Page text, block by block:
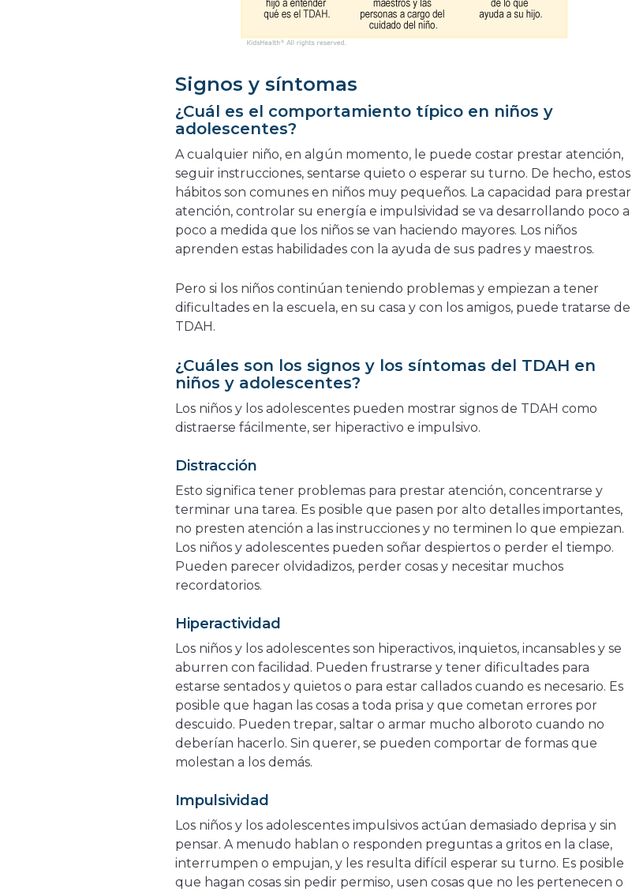
Signos y síntomas
¿Cuál es el comportamiento típico en niños y
adolescentes?
A cualquier niño, en algún momento, le puede costar prestar atención,
seguir instrucciones, sentarse quieto o esperar su turno. De hecho, estos
hábitos son comunes en niños muy pequeños. La capacidad para prestar
atención, controlar su energía e impulsividad se va desarrollando poco a
poco a medida que los niños se van haciendo mayores. Los niños
aprenden estas habilidades con la ayuda de sus padres y maestros.
Pero si los niños continúan teniendo problemas y empiezan a tener
dificultades en la escuela, en su casa y con los amigos, puede tratarse de
TDAH.
¿Cuáles son los signos y los síntomas del TDAH en
niños y adolescentes?
Los niños y los adolescentes pueden mostrar signos de TDAH como
distraerse fácilmente, ser hiperactivo e impulsivo.
Distracción
Esto significa tener problemas para prestar atención, concentrarse y
terminar una tarea. Es posible que pasen por alto detalles importantes,
no presten atención a las instrucciones y no terminen lo que empiezan.
Los niños y adolescentes pueden soñar despiertos o perder el tiempo.
Pueden parecer olvidadizos, perder cosas y necesitar muchos
recordatorios.
Hiperactividad
Los niños y los adolescentes son hiperactivos, inquietos, incansables y se
aburren con facilidad. Pueden frustrarse y tener dificultades para
estarse sentados y quietos o para estar callados cuando es necesario. Es
posible que hagan las cosas a toda prisa y que cometan errores por
descuido. Pueden trepar, saltar o armar mucho alboroto cuando no
deberían hacerlo. Sin querer, se pueden comportar de formas que
molestan a los demás.
Impulsividad
Los niños y los adolescentes impulsivos actúan demasiado deprisa y sin
pensar. A menudo hablan o responden preguntas a gritos en la clase,
interrumpen o empujan, y les resulta difícil esperar su turno. Es posible
que hagan cosas sin pedir permiso, usen cosas que no les pertenecen o